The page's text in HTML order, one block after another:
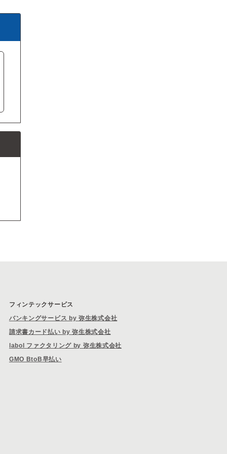
フィンテックサービス
バンキングサービス by 弥生株式会社
請求書カード払い by 弥生株式会社
labol ファクタリング by 弥生株式会社
GMO BtoB早払い